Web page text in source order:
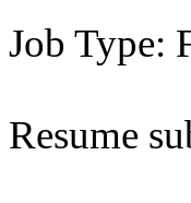
Job Type:
Resume